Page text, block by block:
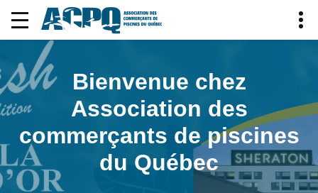
Bienvenue chez
Association des
commerçants de piscines
du Québec